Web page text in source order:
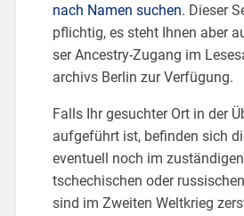
nach Namen su­chen. Die­ser
pflich­tig, es steht Ihnen aber
ser An­ce­stry-Zu­gang im
ar­chivs Ber­lin zur Ver­fü­gung.
Falls Ihr ge­such­ter Ort in der
auf­ge­führt ist, be­fin­den sich
even­tu­ell noch im
tsche­chi­schen oder
sind im Zwei­ten Welt­krieg